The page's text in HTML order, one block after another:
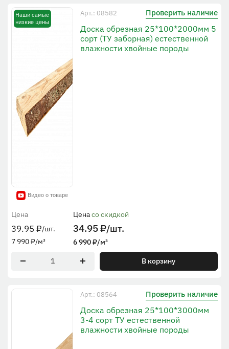
Наши самые
низкие цены
Видео о товаре
Арт.: 08582 Проверить наличие
Доска обрезная 25*100*2000мм 5
сорт (ТУ заборная) естественной
влажности хвойные породы
Цена
39.95 ₽/шт.
7 990₽/м³
Ценасо скидкой
34.95₽/шт.
6 990₽/м³
В корзину
Арт.: 08564 Проверить наличие
Доска обрезная 25*100*3000мм
3-4 сорт ТУ естественной
влажности хвойные породы